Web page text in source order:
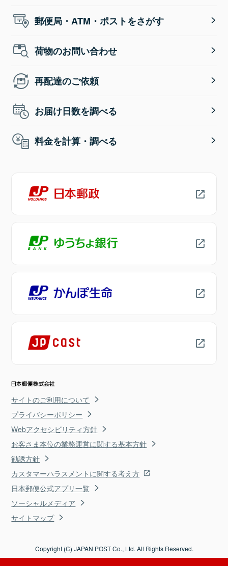
郵便局・ATM・ポストをさがす
荷物のお問い合わせ
再配達のご依頼
お届け日数を調べる
料金を計算・調べる
サイトのご利用について
プライバシーポリシー
Webアクセシビリティ方針
お客さま本位の業務運営に関する基本方針
勧誘方針
カスタマーハラスメントに関する考え方
日本郵便公式アプリ一覧
ソーシャルメディア
サイトマップ
Copyright (C) JAPAN POST Co., Ltd. All Rights Reserved.